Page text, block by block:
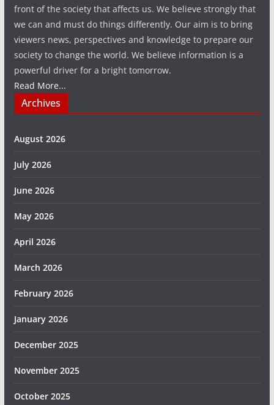
front of the society that affects us. We believe strongly that
we can and must do things differently. Our aim is to bring
viewers news, perspectives and knowledge to prepare our
society to change the world. We believe information is a
powerful driver for a bright tomorrow.
Read More...
Archives
August 2026
July 2026
June 2026
May 2026
April 2026
March 2026
February 2026
January 2026
December 2025
November 2025
October 2025